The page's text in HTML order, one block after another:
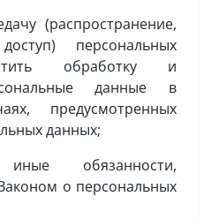
(распространение,
персональных
обработку и
данные в
предусмотренных
данных;
обязанности,
о персональных